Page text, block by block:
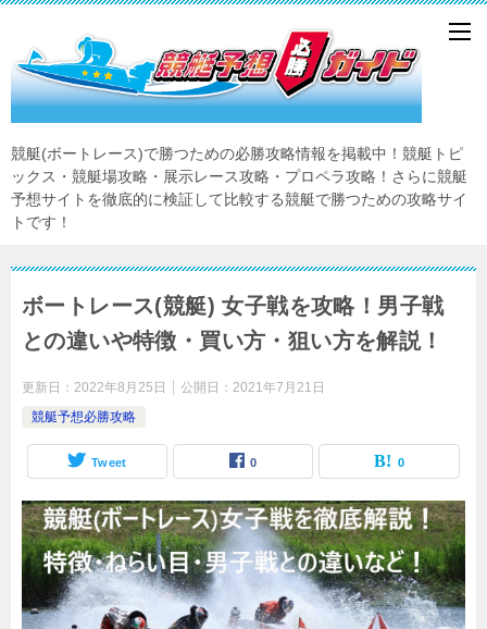
競艇(ボートレース)で勝つための必勝攻略情報を掲載中！競艇トピ
ックス・競艇場攻略・展示レース攻略・プロペラ攻略！さらに競艇
予想サイトを徹底的に検証して比較する競艇で勝つための攻略サイ
トです！
ボートレース(競艇) 女子戦を攻略！男子戦
との違いや特徴・買い方・狙い方を解説！
更新日： 2022年8月25日 公開日： 2021年7月21日
競艇予想必勝攻略
Tweet 0 0